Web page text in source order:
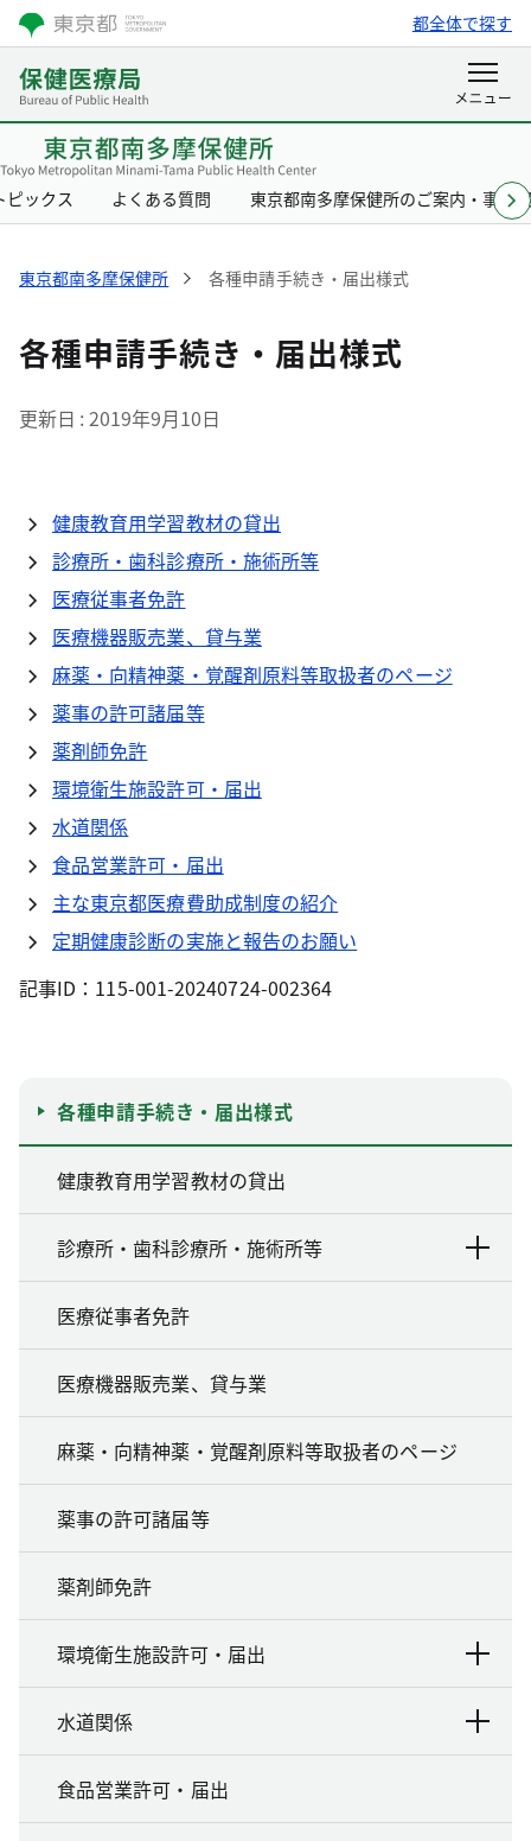
都全体で探す
ピックス よくある質問 東京都南多摩保健所のご案内・事業
東京都南多摩保健所 各種申請手続き・届出様式
各種申請手続き・届出様式
更新日 2019年9月10日
健康教育用学習教材の貸出
診療所・歯科診療所・施術所等
医療従事者免許
医療機器販売業、貸与業
麻薬・向精神薬・覚醒剤原料等取扱者のページ
薬事の許可諸届等
薬剤師免許
環境衛生施設許可・届出
水道関係
食品営業許可・届出
主な東京都医療費助成制度の紹介
定期健康診断の実施と報告のお願い
記事ID：115-001-20240724-002364
各種申請手続き・届出様式
健康教育用学習教材の貸出
診療所・歯科診療所・施術所等
医療従事者免許
医療機器販売業、貸与業
麻薬・向精神薬・覚醒剤原料等取扱者のページ
薬事の許可諸届等
薬剤師免許
環境衛生施設許可・届出
水道関係
食品営業許可・届出